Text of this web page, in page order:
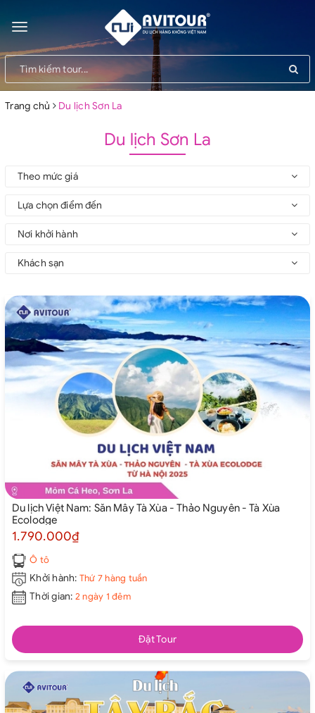
Toggle
navigation
Trang chủ Du lịch Sơn La
Du lịch Sơn La
Theo mức giá
Lựa chọn điểm đến
Nơi khởi hành
Khách sạn
Du lịch Việt Nam: Săn Mây Tà Xùa - Thảo Nguyên - Tà Xùa
Ecolodge
1.790.000₫
Ô tô
Khởi hành: Thứ 7 hàng tuần
Thời gian: 2 ngày 1 đêm
Đặt Tour